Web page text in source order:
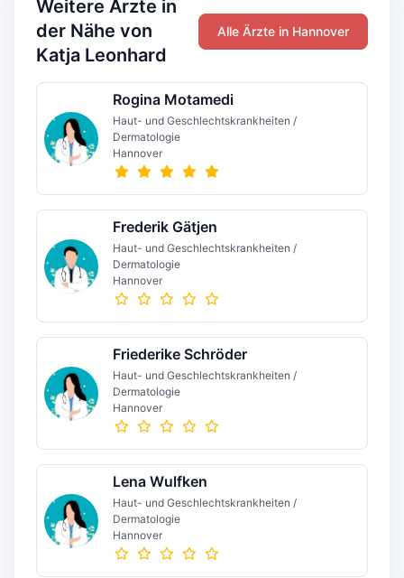
Weitere Ärzte in
der Nähe von
Katja Leonhard
Alle Ärzte in Hannover
Rogina Motamedi
Haut- und Geschlechtskrankheiten /
Dermatologie
Hannover
Frederik Gätjen
Haut- und Geschlechtskrankheiten /
Dermatologie
Hannover
Friederike Schröder
Haut- und Geschlechtskrankheiten /
Dermatologie
Hannover
Lena Wulfken
Haut- und Geschlechtskrankheiten /
Dermatologie
Hannover